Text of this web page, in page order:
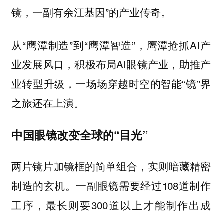
镜，一副有余江基因”的产业传奇。
从“鹰潭制造”到“鹰潭智造”，鹰潭抢抓AI产
业发展风口，积极布局AI眼镜产业，助推产
业转型升级，一场场穿越时空的智能“镜”界
之旅还在上演。
中国眼镜改变全球的“目光”
两片镜片加镜框的简单组合，实则暗藏精密
制造的玄机。一副眼镜需要经过108道制作
工序，最长则要300道以上才能制作出成